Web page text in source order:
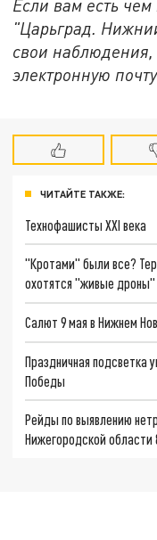
Если вам есть
"Царьград.
свои
электронную почту
ЧИТАЙТЕ ТАКЖЕ:
Технофашисты XXI века
"Кротами" были все?
охотятся "живые дроны"
Салют 9 мая в Нижнем
Праздничная подсветка
Победы
Рейды по выявлению
Нижегородской области